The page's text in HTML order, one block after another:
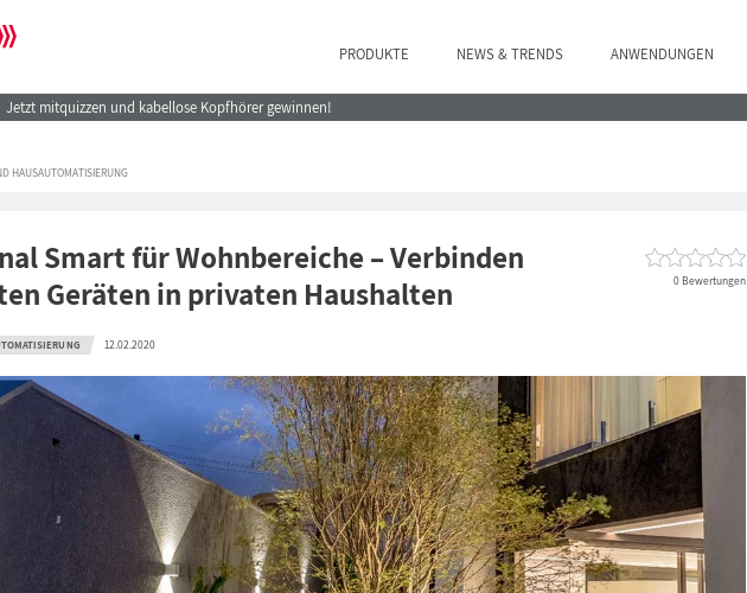
PRODUKTE NEWS & TRENDS ANWENDUNGEN
Jetzt mitquizzen und kabellose Kopfhörer gewinnen!
HAUSAUTOMATISIERUNG
0 Bewertungen
Smart für Wohnbereiche – Verbinden
Geräten in privaten Haushalten
12.02.2020